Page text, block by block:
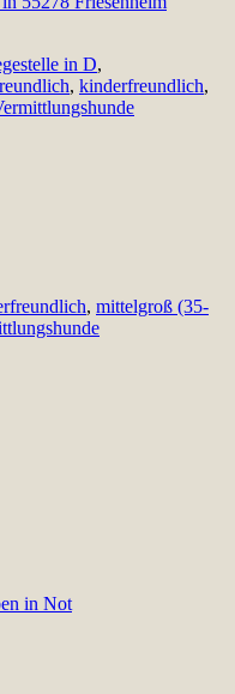
in D,
, kinderfreundlich,
, mittelgroß (35-